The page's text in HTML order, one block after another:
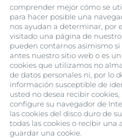
comprender mejor cómo se
para hacer posible una
nos ayudan a determinar, por
visitado una página de
pueden contarnos asimismo
antes nuestro sitio web o es
cookies que utilizamos no
de datos personales ni, por lo
información susceptible de
usted no desea recibir
configure su navegador de
las cookies del disco duro de
todas las cookies o recibir una
guardar una cookie.